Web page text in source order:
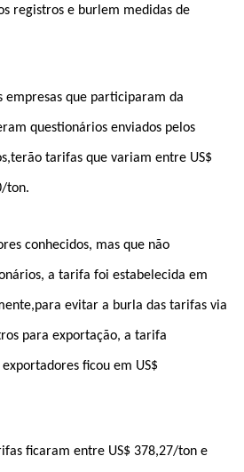
registros e burlem medidas de
empresas que participaram da
questionários enviados pelos
tarifas que variam entre US$
ton.
conhecidos, mas que não
a tarifa foi estabelecida em
evitar a burla das tarifas via
para exportação, a tarifa
ficou em US$
ficaram entre US$ 378,27/ton e